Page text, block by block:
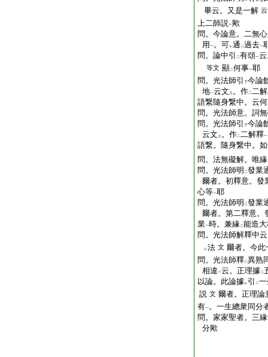
畢云。又是一解
上二師説一歟
問。今論意。二無
用 一。可レ通 二過去一
問。論中引
二有頌一
等文 顯二何事一耶
問。光法師引
下今論
地一云文 上 。作二二
語繋隨身繋中。云
問。光法師意。詞
問。光法師引
下今論
云文
上 。作二二解釋一
語繋。隨身繋中。
問。法無礙解。唯緣
問。光法師明 二發業
爾者。初釋意。發
心等一耶
問。光法師明 二發業
爾者。第二釋意。
業一時。兼緣二能造
問。光法師解釋中
レ法 文 爾者。今此
問。光法師釋二異熟
相違一云。正理據二
以論。此論據レ引 二
説 文 爾者。正理論
有一。一生總衆同分
問。家家聖者。三
分歟